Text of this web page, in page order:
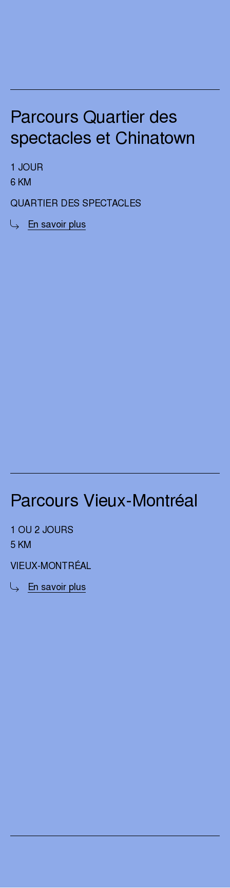
Parcours Quartier des
spectacles et Chinatown
1 JOUR
6 KM
QUARTIER DES SPECTACLES
En savoir plus
Parcours Vieux-Montréal
1 OU 2 JOURS
5 KM
VIEUX-MONTRÉAL
En savoir plus